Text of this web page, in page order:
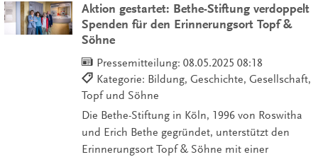
Aktion gestartet: Bethe-Stiftung verdoppelt
Spenden für den Erinnerungsort Topf &
Söhne
Pressemitteilung: 08.05.2025 08:18
Kategorie: Bildung, Geschichte, Gesellschaft,
Topf und Söhne
Die Bethe-Stiftung in Köln, 1996 von Roswitha
und Erich Bethe gegründet, unterstützt den
Erinnerungsort Topf & Söhne mit einer